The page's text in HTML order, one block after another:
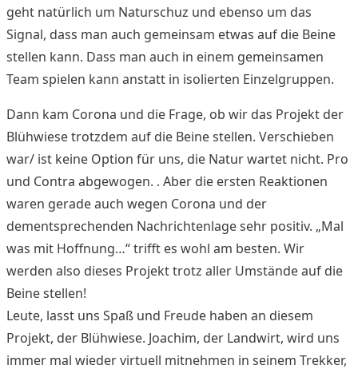
geht natürlich um Naturschuz und ebenso um das
Signal, dass man auch gemeinsam etwas auf die Beine
stellen kann. Dass man auch in einem gemeinsamen
Team spielen kann anstatt in isolierten Einzelgruppen.
Dann kam Corona und die Frage, ob wir das Projekt der
Blühwiese trotzdem auf die Beine stellen. Verschieben
war/ ist keine Option für uns, die Natur wartet nicht. Pro
und Contra abgewogen. . Aber die ersten Reaktionen
waren gerade auch wegen Corona und der
dementsprechenden Nachrichtenlage sehr positiv. „Mal
was mit Hoffnung…“ trifft es wohl am besten. Wir
werden also dieses Projekt trotz aller Umstände auf die
Beine stellen!
Leute, lasst uns Spaß und Freude haben an diesem
Projekt, der Blühwiese. Joachim, der Landwirt, wird uns
immer mal wieder virtuell mitnehmen in seinem Trekker,